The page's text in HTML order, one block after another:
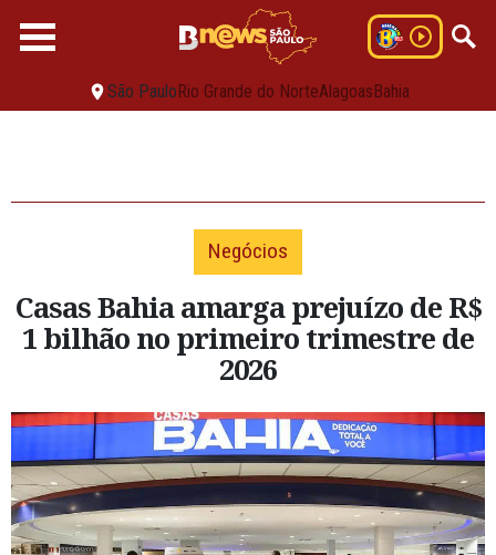
São PauloRio Grande do NorteAlagoasBahia
Negócios
Casas Bahia amarga prejuízo de R$
1 bilhão no primeiro trimestre de
2026